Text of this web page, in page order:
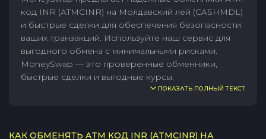
код INR (ATMCINR) на Молдавский лей (CASHMDL)
и быстрые сделки для обеспечения безопасности
ваших транзакций. Используйте наш сервис для
выгодного обмена с минимальными рисками.
MoneySwap — это проверенные обменники,
быстрые сделки и выгодные курсы.
ПОКАЗАТЬ ПОЛНЫЙ ТЕКСТ
КАК ОБМЕНЯТЬ ATM КОД INR (ATMCINR) НА